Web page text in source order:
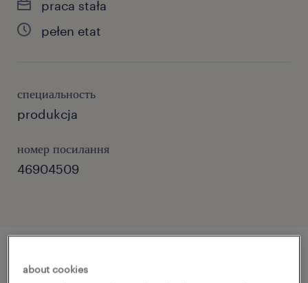
praca stała
pełen etat
специальность
produkcja
номер посилання
46904509
описание должности
about cookies